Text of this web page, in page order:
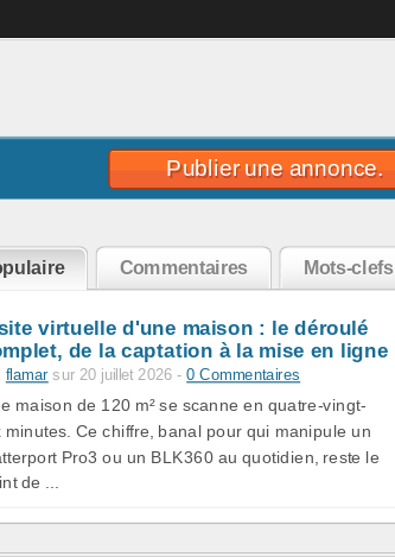
Publier une annonce.
Commentaires Mots-clefs
virtuelle d'une maison : le déroulé
de la captation à la mise en ligne
flamarsur 20 juillet 2026 -0 Commentaires
maison de 120 m² se scanne en quatre-vingt-
minutes. Ce chiffre, banal pour qui manipule un
Pro3 ou un BLK360 au quotidien, reste le
de ...